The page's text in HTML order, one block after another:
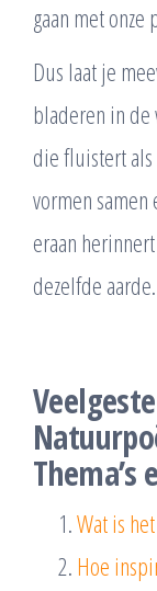
gaan met
Dus laat je
bladeren in
die fluistert
vormen
eraan
dezelfde aarde.
Thema’s
Wat is
Hoe